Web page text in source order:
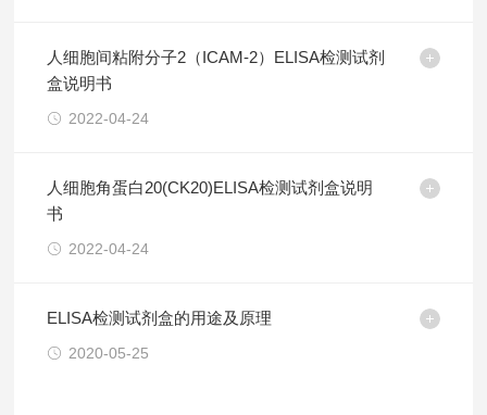
人细胞间粘附分子2（ICAM-2）ELISA检测试剂
盒说明书
2022-04-24
人细胞角蛋白20(CK20)ELISA检测试剂盒说明
书
2022-04-24
ELISA检测试剂盒的用途及原理
2020-05-25